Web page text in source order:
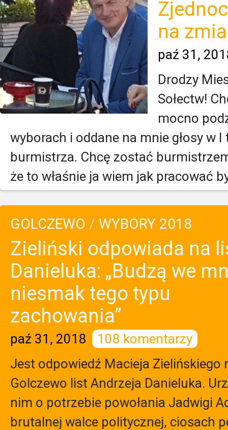
na
paź 31,
Drodzy
Sołectw!
mocno
wyborach i oddane na mnie głosy w
burmistrza. Chcę zostać
że to właśnie ja wiem jak pracować
GOLCZEWO / WYBORY 2018
Zieliński odpowiada na
Danieluka: „Budzą we
niesmak tego typu
zachowania”
paź 31, 2018
108 komentarzy
Jest odpowiedź Macieja
Golczewo list Andrzeja Danieluka.
nim o potrzebie powołania Jadwigi
brutalnej walce politycznej, ciosach